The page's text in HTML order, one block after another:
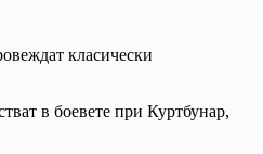
класически
в боевете при Куртбунар,